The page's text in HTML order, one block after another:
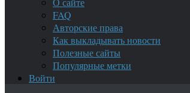
FAQ
Авторские права
Как выкладывать новости
Полезные сайты
Популярные метки
Войти